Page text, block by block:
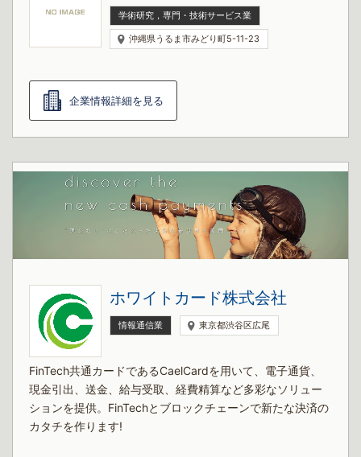
学術研究，専門・技術サービス業
沖縄県うるま市みどり町5-11-23
企業情報詳細を見る
ホワイトカード株式会社
情報通信業 東京都渋谷区広尾
FinTech共通カードであるCaelCardを用いて、電子通貨、
現金引出、送金、給与受取、経費精算など多彩なソリュー
ションを提供。FinTechとブロックチェーンで新たな決済の
カタチを作ります!